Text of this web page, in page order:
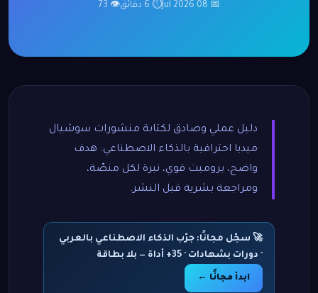
📅 08 Jul 2026 ⏱ 6 دقائق 👁 73
دليل عملي وصادق لكتابة منشورات سوشيال
ميديا احترافية بالذكاء الاصطناعي: هدف
واضح، برومبت قوي، نبرة لكل منصّة،
ومراجعة بشرية قبل النشر.
🚀 سجّل مجانًا: جرّب الذكاء الاصطناعي بالعربي
· دورات بشهادات · 35+ أداة — بلا بطاقة
ابدأ مجانًا ←